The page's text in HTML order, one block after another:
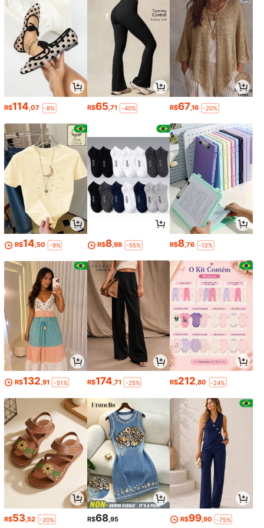
R$114,07 -8% R$65,71 -40% R$67,16 -20%
R$14,50 -9% R$8,98 -55% R$8,76 -12%
R$132 ,91 -51% R$174 ,71 -25% R$212 ,80 -24%
R$53,52 -20% R$68,95 R$99,90 -75%